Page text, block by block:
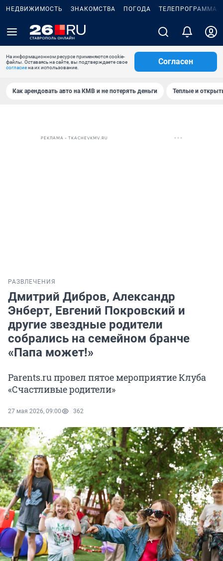
НЕДВИЖИМОСТЬ ЗНАКОМСТВА ПОГОДА ТЕЛЕПРОГРАММА
На информационном ресурсе применяются cookie-
файлы. Оставаясь на сайте, вы подтверждаете свое
согласиена их использование.
Согласен
Как арендовать авто на КМВ и не потерять деньги Теплые и
РЕКЛАМА • TKACHEVKMV.RU
РАЗВЛЕЧЕНИЯ
Дмитрий Дибров, Александр
Энберт, Евгений Покровский и
другие звездные родители
собрались на семейном бранче
«Папа может!»
Parents.ru провел пятое мероприятие Клуба
«Счастливые родители»
27 мая 2026, 09:00 362